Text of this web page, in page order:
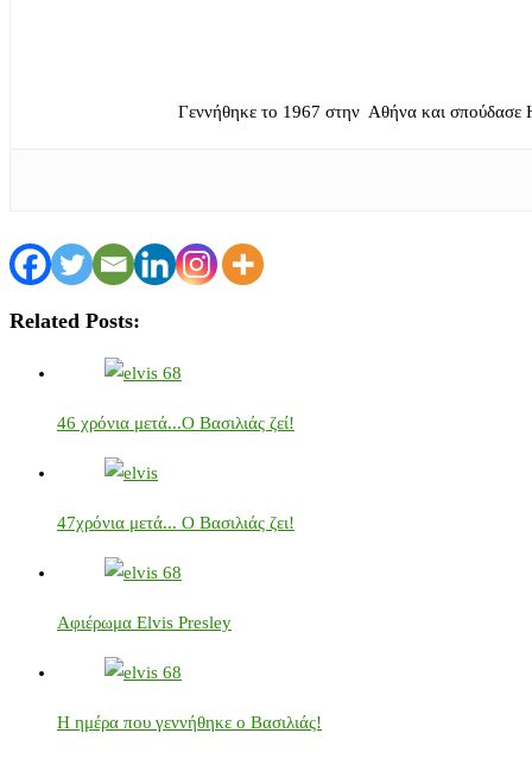
Γεννήθηκε το 1967 στην Αθήνα και σπούδασε
Related Posts:
46 χρόνια μετά...Ο Βασιλιάς ζεί!
47χρόνια μετά... Ο Βασιλιάς ζει!
Αφιέρωμα Elvis Presley
Η ημέρα που γεννήθηκε ο Βασιλιάς!